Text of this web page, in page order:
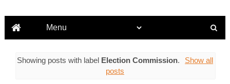
Showing posts with label Election Commission.
Show all
posts